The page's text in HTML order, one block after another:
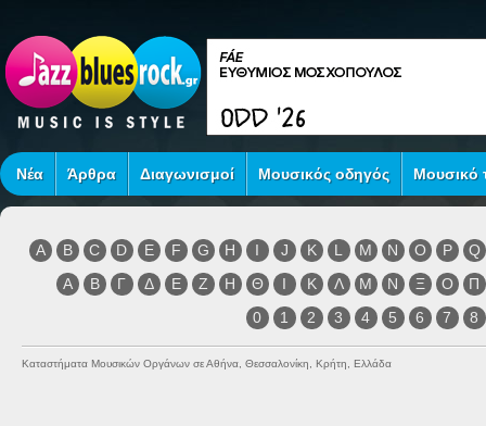
Νέα Άρθρα Διαγωνισμοί Μουσικός οδηγός Μουσικό
A B C D E F G H I J K L M N O P
Q
Α
Β Γ Δ Ε Ζ Η Θ Ι Κ Λ Μ Ν Ξ Ο
Π
0
1 2 3 4 5 6 7 8
Καταστήματα Μουσικών Οργάνων σε Αθήνα, Θεσσαλονίκη, Κρήτη, Ελλάδα